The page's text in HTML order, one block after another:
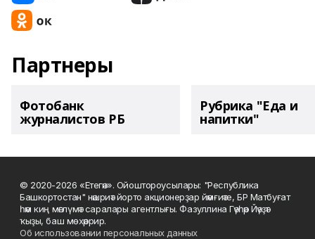
Партнеры
Фотобанк
журналистов РБ
Рубрика "Еда и
напитки"
© 2020-2026 «Етегән». Ойоштороусылары: "Республика
Башкортостан" нәшриәт йорто акционерҙар йәмғиәте, БР Матбуғат
һәм киң мәғлүмәт саралары агентлығы. Фазуллина Гәүһәр Йәүҙәт
ҡыҙы, баш мөхәррир.
Об использовании персональных данных